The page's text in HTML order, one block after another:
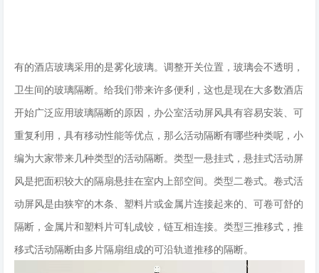
有的酒店玻璃采用的是雾化玻璃。调整开关位置，玻璃会不透明，
卫生间的玻璃隔断。给我们带来许多便利，这也是现在大多数酒店
开始广泛应用玻璃隔断的原因，办公室活动屏风具有容易安装、可
重复利用，具有移动性能等优点，那么活动隔断有哪些种类呢，小
编为大家带来几种类型的活动隔断。类型一悬挂式，悬挂式活动屏
风是把面积较大的隔扇悬挂在室内上部空间。类型二卷式。卷式活
动屏风是由狭窄的木条、塑料片或金属片连接起来的、可卷可舒的
隔断，金属片和塑料片可轧成铰，链互相连接。类型三推移式，推
移式活动隔断由多片隔扇组成的可沿轨道推移的隔断。